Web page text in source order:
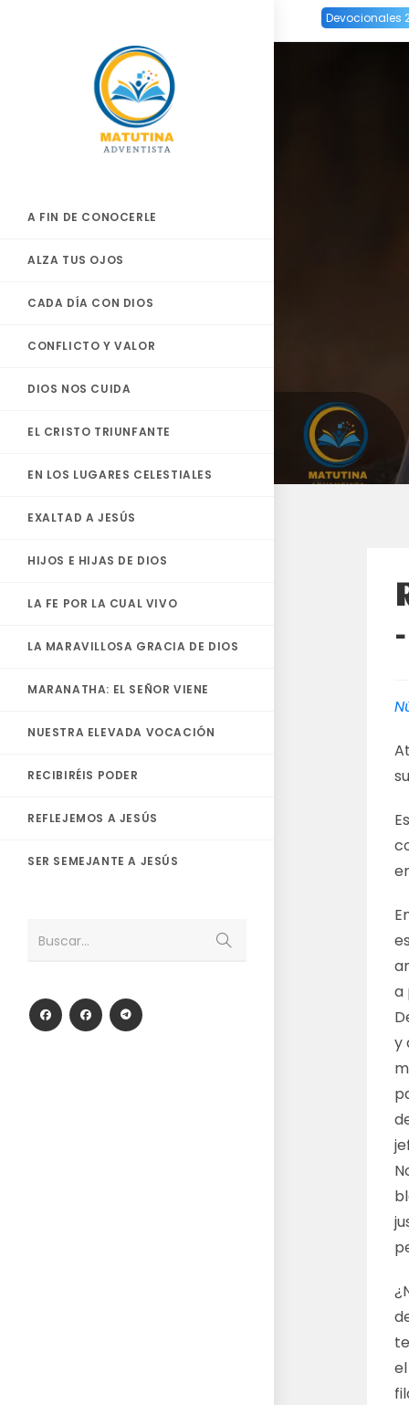
Devocionales
A FIN DE CONOCERLE
ALZA TUS OJOS
CADA DÍA CON DIOS
CONFLICTO Y VALOR
DIOS NOS CUIDA
EL CRISTO TRIUNFANTE
EN LOS LUGARES CELESTIALES
EXALTAD A JESÚS
HIJOS E HIJAS DE DIOS
LA FE POR LA CUAL VIVO
LA MARAVILLOSA GRACIA DE DIOS
MARANATHA: EL SEÑOR VIENE
NUESTRA ELEVADA VOCACIÓN
RECIBIRÉIS PODER
REFLEJEMOS A JESÚS
SER SEMEJANTE A JESÚS
Buscar...
la
a
y